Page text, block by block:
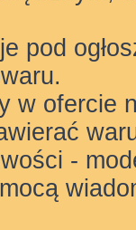
pod
w ofercie
-